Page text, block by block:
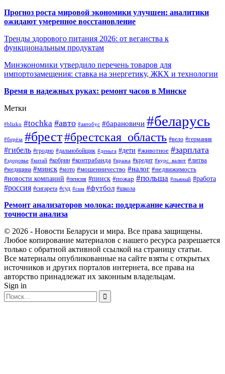
Прогноз роста мировой экономики улучшен: аналитики
ожидают умеренное восстановление
Тренды здорового питания 2026: от веганства к
функциональным продуктам
Минэкономики утвердило перечень товаров для
импортозамещения: ставка на энергетику, ЖКХ и технологии
Время в надежных руках: ремонт часов в Минске
Метки
#blizko #tochka #авто #автобус #барановичи #беларусь
#берёза #брест#брестская_область #вело #германия
#гибель #гродно #дальнобойщик #деньга #дети #животное #зарплата
#здоровье #китай #кобрин #контрабанда #кража #кредит #курс_валют #литва
#медицина #минск #мото #мошенничество #налог #недвижимость
#новости компаний #пенсия #пинск #пожар #польша #пьяный #работа
#россия #сигарета #суд #сша #футбол #школа
Ремонт анализаторов молока: поддержание качества и
точности анализа
© 2026 - Новости Беларуси и мира. Все права защищены.
Любое копирование материалов с нашего ресурса разрешается
только с обратной активной ссылкой на страницу статьи.
Все материалы опубликованные на сайте взяты с открытых
источников и других порталов интернета, все права на
авторство принадлежат их законным владельцам.
Sign in